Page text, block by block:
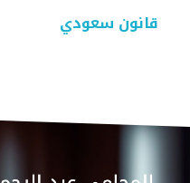
قانون سعودي